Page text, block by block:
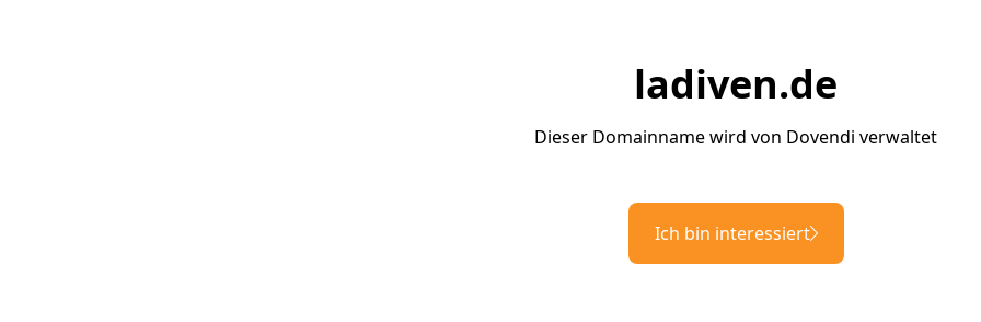
ladiven.de
Dieser Domainname wird von Dovendi verwaltet
Ich bin interessiert